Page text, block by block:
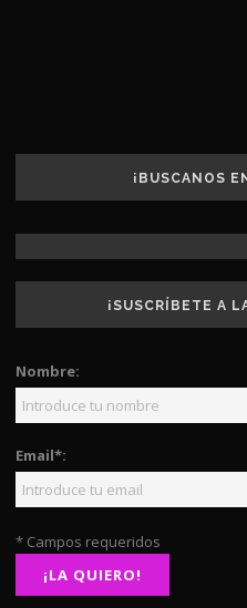
¡BUSCANOS
¡SUSCRÍBETE A
Nombre:
Email*:
* Campos requeridos